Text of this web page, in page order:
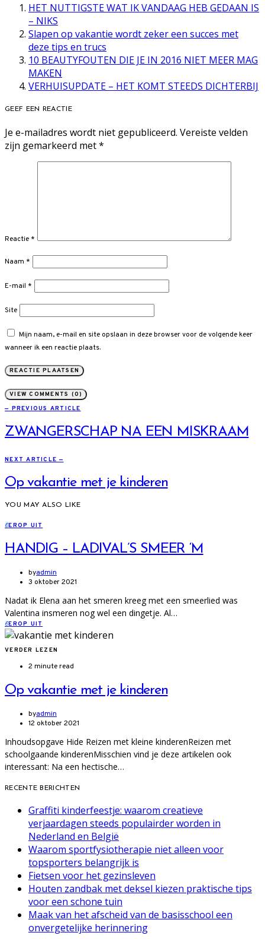
HET NUTTIGSTE WAT IK VANDAAG HEB GEDAAN IS
– NIKS
Slapen op vakantie wordt zeker een succes met
deze tips en trucs
10 BEAUTYFOUTEN DIE JE IN 2016 NIET MEER MAG
MAKEN
VERHUISUPDATE – HET KOMT STEEDS DICHTERBIJ
GEEF EEN REACTIE
Je e-mailadres wordt niet gepubliceerd. Vereiste velden
zijn gemarkeerd met*
Reactie *
Naam *
E-mail *
Site
Mijn naam, e-mail en site opslaan in deze browser voor de volgende keer
wanneer ik een reactie plaats.
VIEW COMMENTS (0)
— PREVIOUS ARTICLE
ZWANGERSCHAP NA EEN MISKRAAM
NEXT ARTICLE —
Op vakantie met je kinderen
YOU MAY ALSO LIKE
EEROP UIT
HANDIG – LADIVAL’S SMEER ‘M
byadmin
3 oktober 2021
Nadat ik Elena aan het smeren kreeg met een smeerlied was
Valentina insmeren nog wel een dingetje. Al…
EEROP UIT
VERDER LEZEN
2 minute read
Op vakantie met je kinderen
byadmin
12 oktober 2021
Inhoudsopgave Hide Reizen met kleine kinderenReizen met
schoolgaande kinderenMisschien vind je deze artikelen ook
interessant: Na een hectische…
RECENTE BERICHTEN
Graffiti kinderfeestje: waarom creatieve
verjaardagen steeds populairder worden in
Nederland en België
Waarom sportfysiotherapie niet alleen voor
topsporters belangrijk is
Fietsen voor het gezinsleven
Houten zandbak met deksel kiezen praktische tips
voor een schone tuin
Maak van het afscheid van de basisschool een
onvergetelijke herinnering